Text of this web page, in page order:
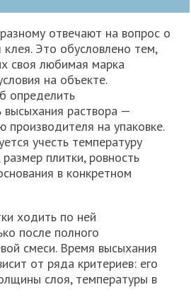
отвечают на вопрос о
клея. Это обусловлено тем,
своя любимая марка
на объекте.
определить
раствора —
производителя на упаковке.
учесть температуру
плитки, ровность
в конкретном
ходить по ней
после полного
смеси. Время высыхания
от ряда критериев: его
слоя, температуры в